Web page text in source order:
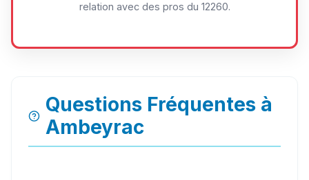
relation avec des pros du 12260.
Questions Fréquentes à
Ambeyrac